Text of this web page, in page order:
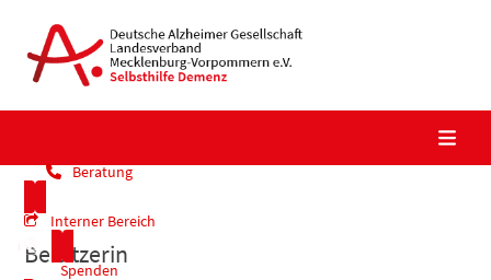
content
Beratung
Interner Bereich
Spenden
Beisitzerin